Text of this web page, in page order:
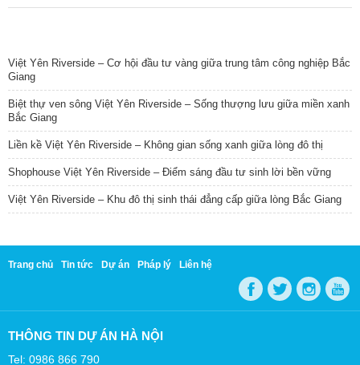
Việt Yên Riverside – Cơ hội đầu tư vàng giữa trung tâm công nghiệp Bắc
Giang
Biệt thự ven sông Việt Yên Riverside – Sống thượng lưu giữa miền xanh
Bắc Giang
Liền kề Việt Yên Riverside – Không gian sống xanh giữa lòng đô thị
Shophouse Việt Yên Riverside – Điểm sáng đầu tư sinh lời bền vững
Việt Yên Riverside – Khu đô thị sinh thái đẳng cấp giữa lòng Bắc Giang
Trang chủ Tin tức Dự án Pháp lý Liên hệ
THÔNG TIN DỰ ÁN HÀ NỘI
Tel: 0986 866 790